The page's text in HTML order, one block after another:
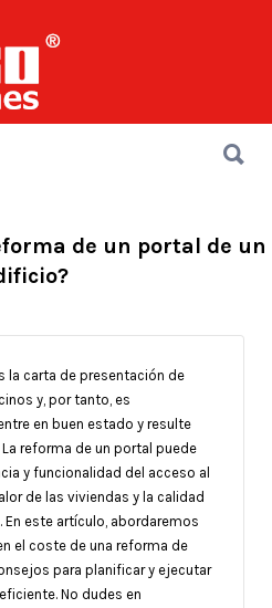
de un portal de un
la carta de presentación de
y, por tanto, es
en buen estado y resulte
reforma de un portal puede
y funcionalidad del acceso al
de las viviendas y la calidad
este artículo, abordaremos
el coste de una reforma de
para planificar y ejecutar
No dudes en